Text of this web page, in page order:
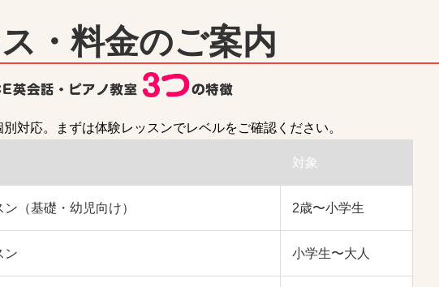
・料金のご案内
対応。まずは体験レッスンでレベルをご確認ください。
対象
（基礎・幼児向け） 2歳〜小学生
ン 小学生〜大人